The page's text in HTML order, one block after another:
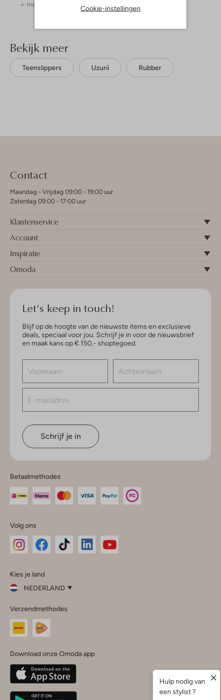
Cookie-instellingen
+ meer kleuren + meer kleuren
Bekijk meer
Teenslippers Uzurii Rubber
Contact
Maandag - Vrijdag 09:00 - 19:00 uur
Zaterdag 09:00 - 17:00 uur
Klantenservice
Account
Inspiratie
Omoda
Let's keep in touch!
Blijf op de hoogte van de nieuwste items en exclusieve
deals, speciaal voor jou. Schrijf je in voor de nieuwsbrief
en maak kans op € 150,- shoptegoed.
Schrijf je in
Betaalmethodes
Volg ons
InstagramFacebook
Kies je land
NEDERLAND
je
land
Nederland
Belgique(Français)
Deutschland
Verzendmethodes
Download onze Omoda app